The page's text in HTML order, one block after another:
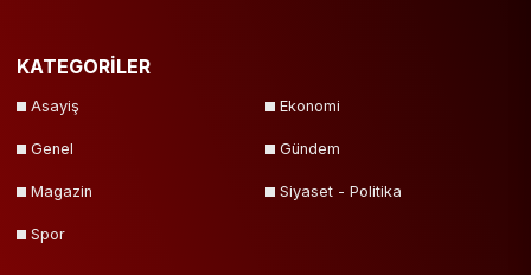
KATEGORİLER
Asayiş Ekonomi
Genel Gündem
Magazin Siyaset - Politika
Spor